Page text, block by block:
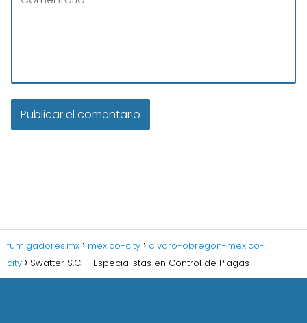
fumigadores.mx mexico-city
alvaro-obregon-mexico-
city
Swatter S.C. – Especialistas en Control de Plagas